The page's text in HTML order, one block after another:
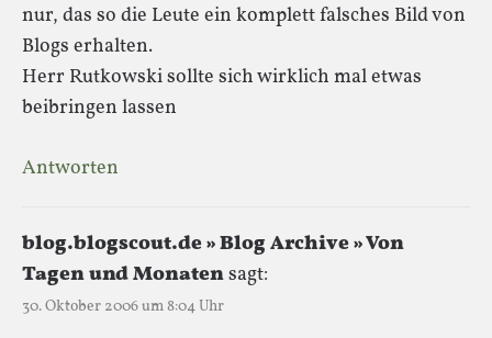
nur, das so die Leute ein komplett falsches Bild von
Blogs erhalten.
Herr Rutkowski sollte sich wirklich mal etwas
beibringen lassen
Antworten
blog.blogscout.de » Blog Archive » Von
Tagen und Monatensagt:
30. Oktober 2006 um 8:04 Uhr